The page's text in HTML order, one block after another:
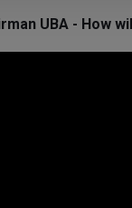
UBA - How